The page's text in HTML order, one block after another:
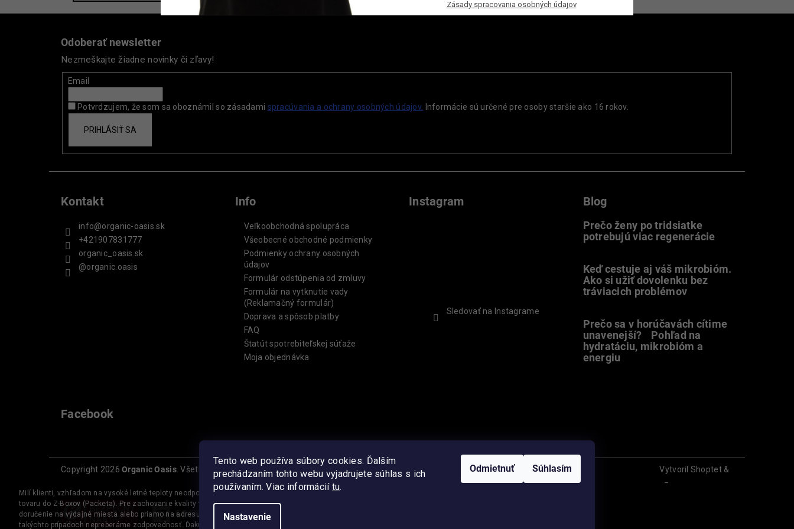
Tento web používa súbory cookies. Ďalším
prechádzaním tohto webu vyjadrujete súhlas s ich
používaním. Viac informácií tu.
Nastavenie
Odmietnuť Súhlasím
Milí klienti, vzhľadom na vysoké letné teploty neodporúčame doručenie
tovaru do Z-Boxov (Packeta). Pre zachovanie kvality tovaru zvoľte
doručenie na výdajné miesta alebo priamo na adresu. Za prípadné škody v
takýchto prípadoch nepreberáme zodpovednosť. Ďakujeme za pochopenie!
Odoberať newsletter
Nezmeškajte žiadne novinky či zľavy!
Email
Potvrdzujem, že som sa oboznámil so zásadami spracúvania a ochrany osobných údajov. Informácie sú určené pre osoby staršie ako 16 rokov.
PRIHLÁSIŤ SA
Kontakt
info@organic-oasis.sk
+421907831777
organic_oasis.sk
@organic.oasis
Info
Veľkoobchodná spolupráca
Všeobecné obchodné podmienky
Podmienky ochrany osobných
údajov
Formulár odstúpenia od zmluvy
Formulár na vytknutie vady
(Reklamačný formulár)
Doprava a spôsob platby
FAQ
Štatút spotrebiteľskej súťaže
Moja objednávka
Instagram
Sledovať na Instagrame
Blog
Prečo ženy po tridsiatke
potrebujú viac regenerácie
Keď cestuje aj váš mikrobióm.
Ako si užiť dovolenku bez
tráviacich problémov
Prečo sa v horúčavách cítime
unavenejší? Pohľad na
hydratáciu, mikrobióm a
energiu
Facebook
Vytvoril Shoptet&
Sa
Copyright 2026Organic Oasis. Všetky práva vyhradené.Upraviť nastavenie cookies
Zásady spracovania osobných údajov